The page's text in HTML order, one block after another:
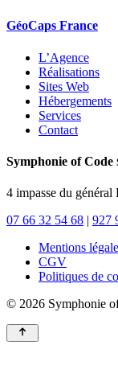
GéoCaps France
L’Agence
Réalisations
Sites Web
Hébergements
Services
Contact
Symphonie of Code
4 impasse du
07 66 32 54 68 | 927
Mentions
CGV
Politiques de
© 2026 Symphonie